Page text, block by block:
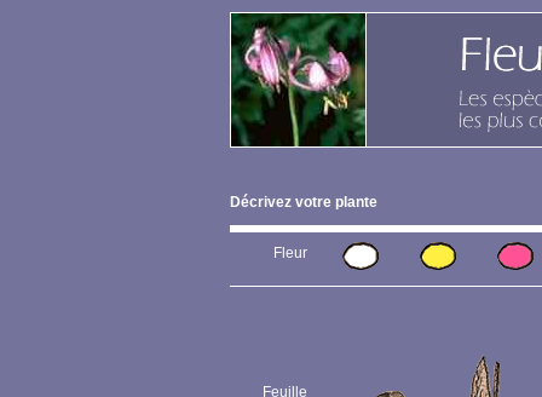
Décrivez votre plante
Fleur
Feuille